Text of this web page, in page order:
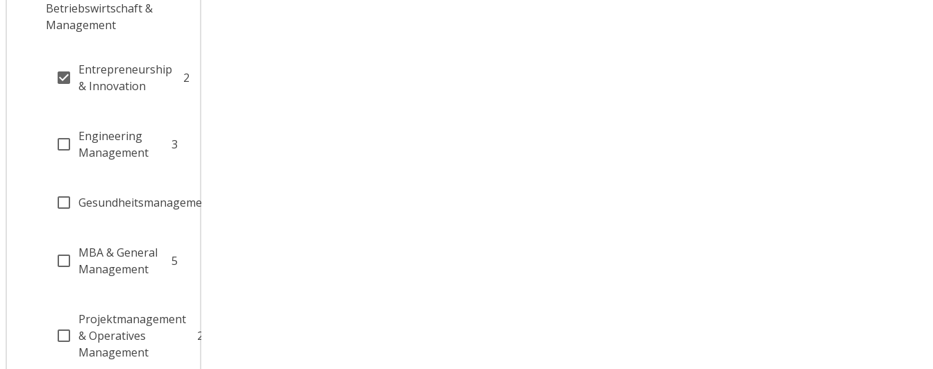
Betriebswirtschaft &
Management
Entrepreneurship
& Innovation
2
Engineering
Management
3
Gesundheitsmanagement
MBA & General
Management
5
Projektmanagement
& Operatives
Management
2